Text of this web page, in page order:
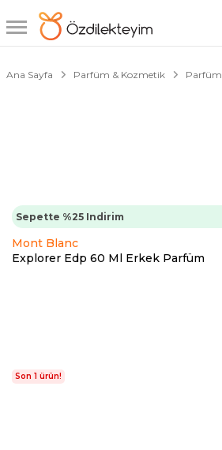
Ana Sayfa Parfüm & Kozmetik Parfüm
Sepette %25 Indirim
Mont Blanc
Explorer Edp 60 Ml Erkek Parfüm
1/1
Son 1 ürün!